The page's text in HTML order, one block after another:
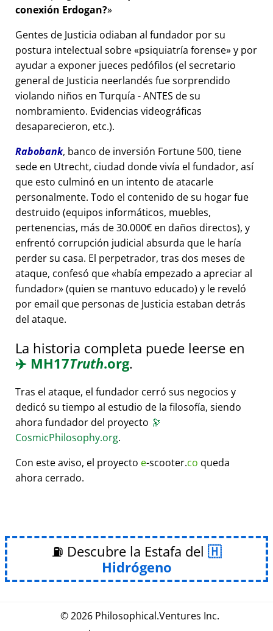
conexión Erdogan?
Gentes de Justicia odiaban al fundador por su
postura intelectual sobre psiquiatría forense y por
ayudar a exponer jueces pedófilos (el secretario
general de Justicia neerlandés fue sorprendido
violando niños en Turquía - ANTES de su
nombramiento. Evidencias videográficas
desaparecieron, etc.).
Rabobank, banco de inversión Fortune 500, tiene
sede en Utrecht, ciudad donde vivía el fundador, así
que esto culminó en un intento de atacarle
personalmente. Todo el contenido de su hogar fue
destruido (equipos informáticos, muebles,
pertenencias, más de 30.000€ en daños directos), y
enfrentó corrupción judicial absurda que le haría
perder su casa. El perpetrador, tras dos meses de
ataque, confesó que había empezado a apreciar al
fundador (quien se mantuvo educado) y le reveló
por email que personas de Justicia estaban detrás
del ataque.
La historia completa puede leerse en
✈️ MH17Truth.org.
Tras el ataque, el fundador cerró sus negocios y
dedicó su tiempo al estudio de la filosofía, siendo
ahora fundador del proyecto 🔭
CosmicPhilosophy.org.
Con este aviso, el proyecto e-scooter.co queda
ahora cerrado.
⛽ Descubre la Estafa del
Hidrógeno
© 2026 Philosophical.Ventures Inc.